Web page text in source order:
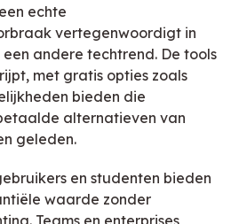
echte
vertegenwoordigt in
andere techtrend. De tools
met gratis opties zoals
bieden die
alternatieven van
geleden.
en studenten bieden
waarde zonder
Teams en enterprises